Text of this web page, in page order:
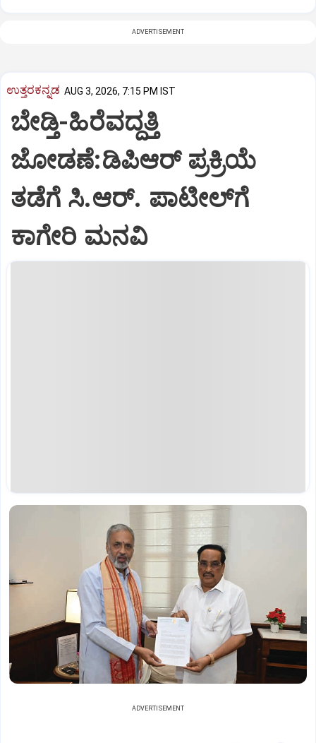
ADVERTISEMENT
ಉತ್ತರಕನ್ನಡ AUG 3, 2026, 7:15 PM IST
ಬೇಡ್ತಿ-ಹಿರೆವದ್ದತ್ತಿ
ಜೋಡಣೆ:ಡಿಪಿಆರ್‌ ಪ್ರಕ್ರಿಯೆ
ತಡೆಗೆ ಸಿ.ಆರ್. ಪಾಟೀಲ್‌ಗೆ
ಕಾಗೇರಿ ಮನವಿ
ADVERTISEMENT